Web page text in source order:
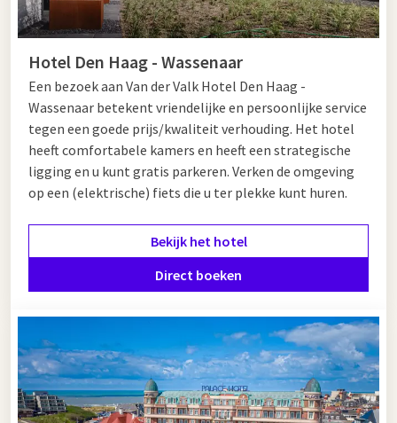
Hotel Den Haag - Wassenaar
Een bezoek aan Van der Valk Hotel Den Haag -
Wassenaar betekent vriendelijke en persoonlijke service
tegen een goede prijs/kwaliteit verhouding. Het hotel
heeft comfortabele kamers en heeft een strategische
ligging en u kunt gratis parkeren. Verken de omgeving
op een (elektrische) fiets die u ter plekke kunt huren.
Bekijk het hotel
Direct boeken